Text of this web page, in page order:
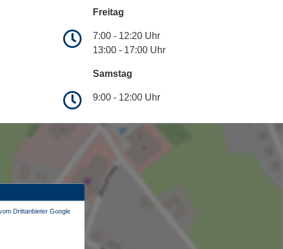
Freitag
7:00 - 12:20 Uhr
13:00 - 17:00 Uhr
Samstag
9:00 - 12:00 Uhr
Drittanbieter Google